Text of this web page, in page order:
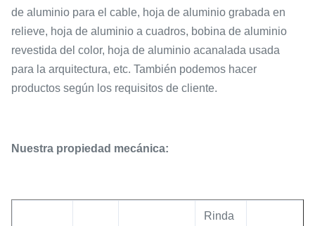
de aluminio para el cable, hoja de aluminio grabada en
relieve, hoja de aluminio a cuadros, bobina de aluminio
revestida del color, hoja de aluminio acanalada usada
para la arquitectura, etc. También podemos hacer
productos según los requisitos de cliente.
Nuestra propiedad mecánica:
Rinda